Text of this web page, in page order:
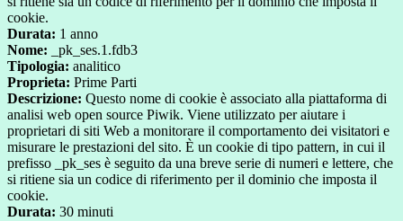
cookie.
Durata: 1 anno
Nome: _pk_ses.1.fdb3
Tipologia: analitico
Proprieta: Prime Parti
Descrizione: Questo nome di cookie è associato alla piattaforma di
analisi web open source Piwik. Viene utilizzato per aiutare i
proprietari di siti Web a monitorare il comportamento dei visitatori e
misurare le prestazioni del sito. È un cookie di tipo pattern, in cui il
prefisso _pk_ses è seguito da una breve serie di numeri e lettere, che
si ritiene sia un codice di riferimento per il dominio che imposta il
cookie.
Durata: 30 minuti